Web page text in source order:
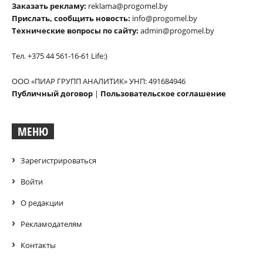
Заказать рекламу: reklama@progomel.by
Прислать, сообщить новость: info@progomel.by
Технические вопросы по сайту: admin@progomel.by
Тел. +375 44 561-16-61 Life:)
ООО «ПИАР ГРУПП АНАЛИТИК» УНП: 491684946
Публичный договор | Пользовательское соглашение
МЕНЮ
Зарегистрироваться
Войти
О редакции
Рекламодателям
Контакты